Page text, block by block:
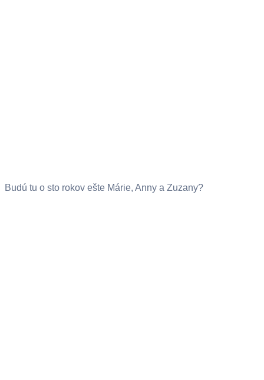
Budú tu o sto rokov ešte Márie, Anny a Zuzany?